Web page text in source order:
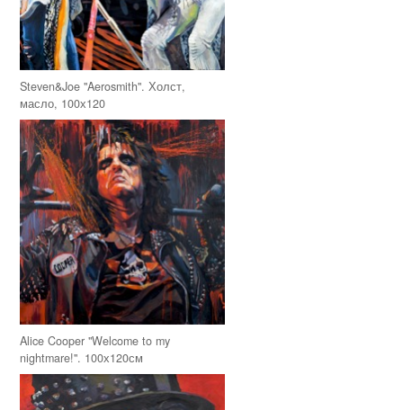
Steven&Joe "Aerosmith". Холст,
масло, 100х120
Alice Cooper "Welcome to my
nightmare!". 100х120см